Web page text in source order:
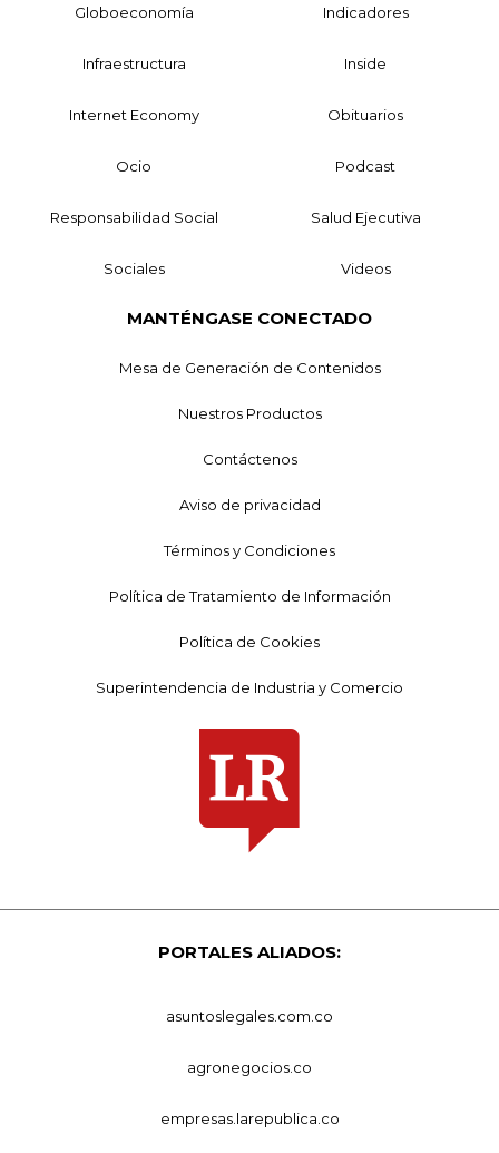
Globoeconomía Indicadores
Infraestructura Inside
Internet Economy Obituarios
Ocio Podcast
Responsabilidad Social Salud Ejecutiva
Sociales Videos
MANTÉNGASE CONECTADO
Mesa de Generación de Contenidos
Nuestros Productos
Contáctenos
Aviso de privacidad
Términos y Condiciones
Política de Tratamiento de Información
Política de Cookies
Superintendencia de Industria y Comercio
PORTALES ALIADOS:
asuntoslegales.com.co
agronegocios.co
empresas.larepublica.co